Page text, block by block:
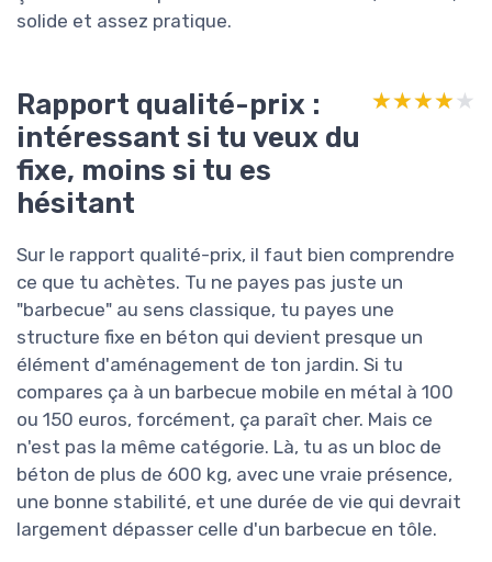
solide et assez pratique.
Rapport qualité-prix :
intéressant si tu veux du
fixe, moins si tu es
hésitant
★★★★★
★★★★★
Sur le rapport qualité-prix, il faut bien comprendre
ce que tu achètes. Tu ne payes pas juste un
"barbecue" au sens classique, tu payes une
structure fixe en béton qui devient presque un
élément d'aménagement de ton jardin. Si tu
compares ça à un barbecue mobile en métal à 100
ou 150 euros, forcément, ça paraît cher. Mais ce
n'est pas la même catégorie. Là, tu as un bloc de
béton de plus de 600 kg, avec une vraie présence,
une bonne stabilité, et une durée de vie qui devrait
largement dépasser celle d'un barbecue en tôle.